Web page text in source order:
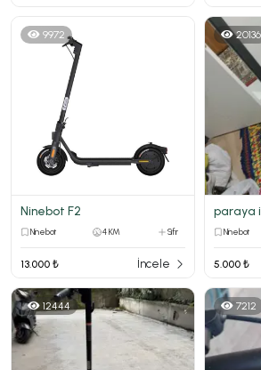
9972
Ninebot F2
Ninebot 4 KM Sıfır
13.000 ₺ İncele
20136
Ninebot
5.000 ₺
12444 7212